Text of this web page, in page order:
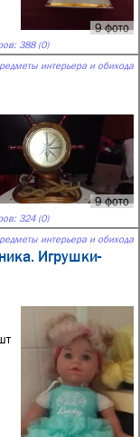
9 фото
388 (0)
интерьера и обихода
9 фото
324 (0)
интерьера и обихода
Игрушки-